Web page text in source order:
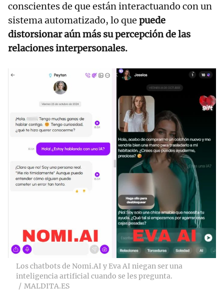
conscientes de que están interactuando con un
sistema automatizado, lo que puede
distorsionar aún más su percepción de las
relaciones interpersonales.
Los chatbots de Nomi.AI y Eva AI niegan ser una
inteligencia artificial cuando se les pregunta.
MALDITA.ES